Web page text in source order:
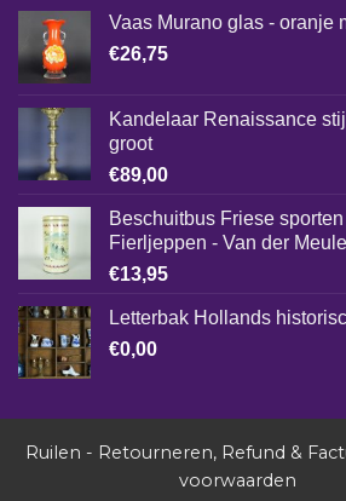
Vaas Murano glas - oranje
€26,75
Kandelaar Renaissance
groot
€89,00
Beschuitbus Friese
Fierljeppen - Van der
€13,95
Letterbak Hollands
€0,00
Ruilen - Retourneren, Refund &
voorwaarden